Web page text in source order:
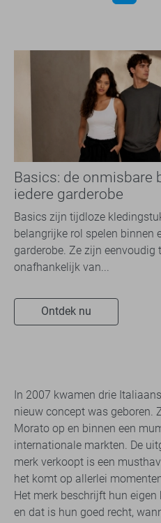
Basics: de onmisbare
iedere garderobe
Basics zijn tijdloze
belangrijke rol spelen binnen
garderobe. Ze zijn eenvoudig
onafhankelijk van...
Ontdek nu
In 2007 kwamen drie
nieuw concept was geboren.
Morato op en binnen een
internationale markten. De
merk verkoopt is een
het komt op allerlei
Het merk beschrijft hun eigen
en dat is hun goed recht,